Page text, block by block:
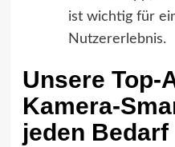
ist wichtig für
Nutzererlebnis.
Unsere Top-
Kamera-
jeden Bedarf